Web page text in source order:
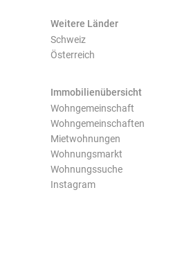
Weitere Länder
Schweiz
Österreich
Immobilienübersicht
Wohngemeinschaft
Wohngemeinschaften
Mietwohnungen
Wohnungsmarkt
Wohnungssuche
Instagram